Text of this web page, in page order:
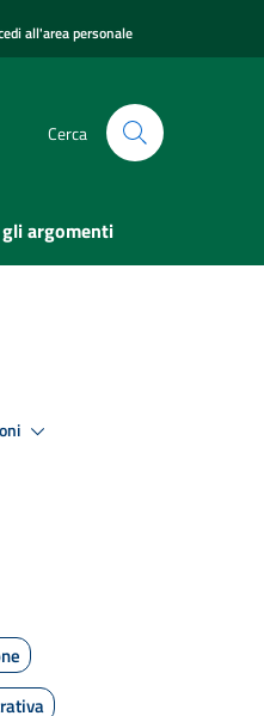
all'area personale
Cerca
argomenti